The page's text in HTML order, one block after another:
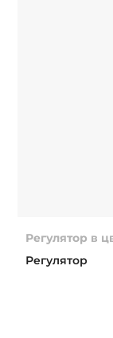
Регулятор в
Регулятор